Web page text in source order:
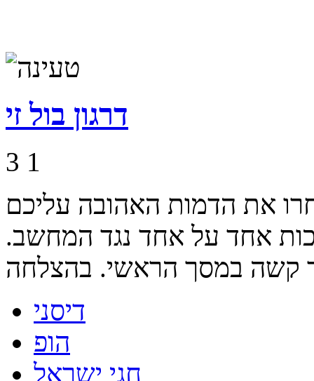
דרגון בול זי
3 1
את הדמות האהובה עליכם
אחד על אחד נגד המחשב.
דיסני
הופ
חגי ישראל